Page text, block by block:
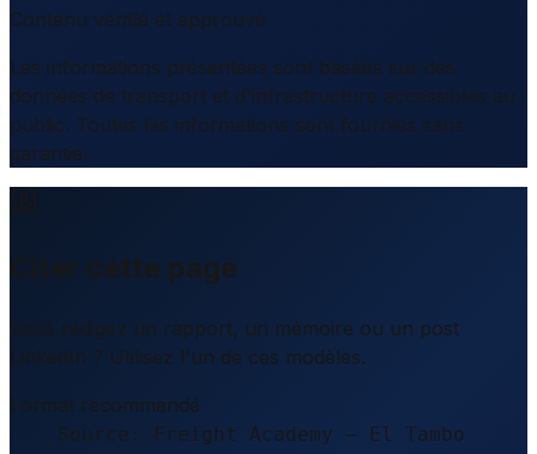
Contenu vérifié et approuvé
Les informations présentées sont basées sur des
données de transport et d'infrastructure accessibles au
public. Toutes les informations sont fournies sans
garantie.
Citer cette page
Vous rédigez un rapport, un mémoire ou un post
LinkedIn ? Utilisez l'un de ces modèles.
Format recommandé
Source: Freight Academy – El Tambo